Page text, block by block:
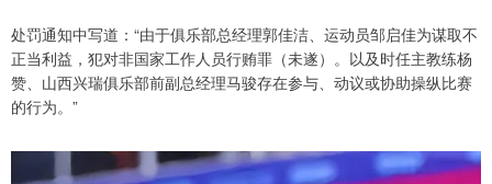
处罚通知中写道：“由于俱乐部总经理郭佳洁、运动员邹启佳为谋取不
正当利益，犯对非国家工作人员行贿罪（未遂）。以及时任主教练杨
赞、山西兴瑞俱乐部前副总经理马骏存在参与、动议或协助操纵比赛
的行为。”